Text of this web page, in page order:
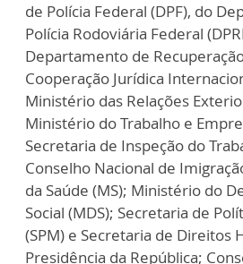
de Polícia Federal (DPF), do
Polícia Rodoviária Federal
Departamento de
Cooperação Jurídica
Ministério das Relações
Ministério do Trabalho e
Secretaria de Inspeção do
Conselho Nacional de
da Saúde (MS); Ministério do
Social (MDS); Secretaria de
(SPM) e Secretaria de Direitos
Presidência da República;